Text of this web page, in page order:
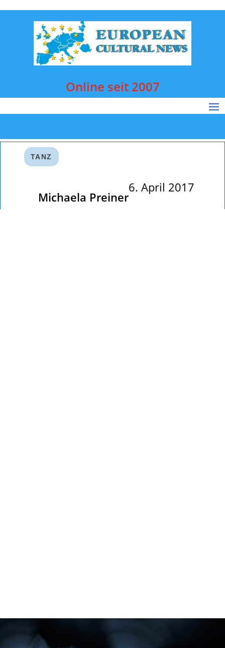
Online seit 2007
TANZ
Michaela Preiner
6. April 2017